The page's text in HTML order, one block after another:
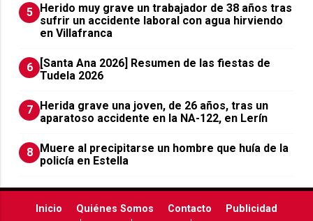
5 Herido muy grave un trabajador de 38 años tras
sufrir un accidente laboral con agua hirviendo
en Villafranca
6
[Santa Ana 2026] Resumen de las fiestas de
Tudela 2026
7 Herida grave una joven, de 26 años, tras un
aparatoso accidente en la NA-122, en Lerín
8 Muere al precipitarse un hombre que huía de la
policía en Estella
Inicio Quiénes Somos Contacto
Publicidad